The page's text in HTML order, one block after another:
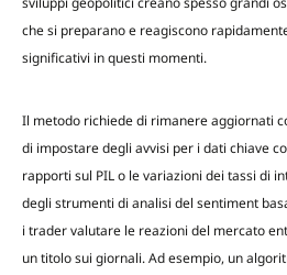
che si preparano e reagiscono
significativi in questi momenti.
Il metodo richiede di rimanere aggiornati
di impostare degli avvisi per i dati chiave
rapporti sul PIL o le variazioni dei tassi di
degli strumenti di analisi del sentiment
i trader valutare le reazioni del mercato
un titolo sui giornali. Ad esempio, un